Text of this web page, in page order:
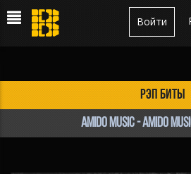
Войти
рэп биты
amido music - amido